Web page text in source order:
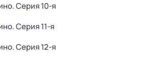
. Серия 10-я
. Серия 11-я
. Серия 12-я